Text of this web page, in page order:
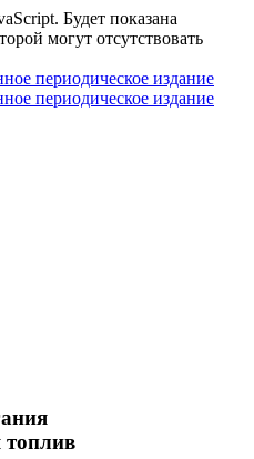
Будет показана
могут отсутствовать
топлив